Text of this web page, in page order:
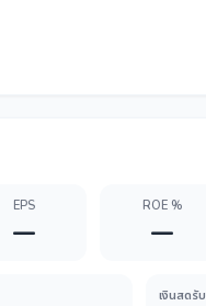
EPS
—
ROE %
—
เงินสดรับ